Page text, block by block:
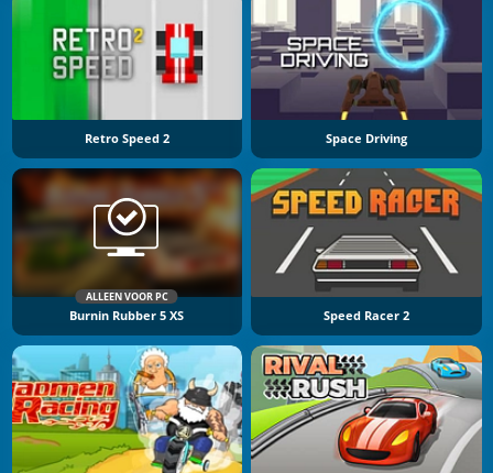
Retro Speed 2 Space Driving
ALLEEN VOOR PC
Burnin Rubber 5 XS Speed Racer 2